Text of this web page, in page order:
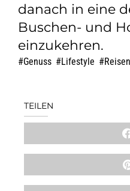
danach in eine
Buschen- und
einzukehren.
Genuss Lifestyle Reisen
TEILEN